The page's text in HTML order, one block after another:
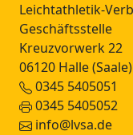
Leichtathletik-
Geschäftsstelle
Kreuzvorwerk 22
06120 Halle (Saale)
0345 5405051
0345 5405052
info@lvsa.de